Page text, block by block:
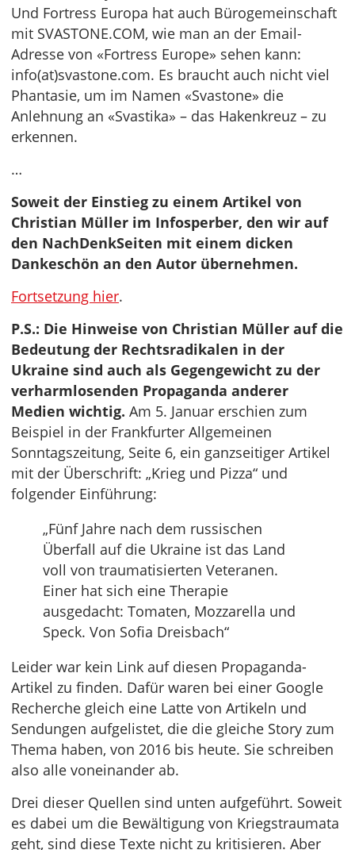
Und Fortress Europa hat auch Bürogemeinschaft
mit SVASTONE.COM, wie man an der Email-
Adresse von «Fortress Europe» sehen kann:
info(at)svastone.com. Es braucht auch nicht viel
Phantasie, um im Namen «Svastone» die
Anlehnung an «Svastika» – das Hakenkreuz – zu
erkennen.
…
Soweit der Einstieg zu einem Artikel von
Christian Müller im Infosperber, den wir auf
den NachDenkSeiten mit einem dicken
Dankeschön an den Autor übernehmen.
Fortsetzung hier.
P.S.: Die Hinweise von Christian Müller auf die
Bedeutung der Rechtsradikalen in der
Ukraine sind auch als Gegengewicht zu der
verharmlosenden Propaganda anderer
Medien wichtig. Am 5. Januar erschien zum
Beispiel in der Frankfurter Allgemeinen
Sonntagszeitung, Seite 6, ein ganzseitiger Artikel
mit der Überschrift: „Krieg und Pizza“ und
folgender Einführung:
„Fünf Jahre nach dem russischen
Überfall auf die Ukraine ist das Land
voll von traumatisierten Veteranen.
Einer hat sich eine Therapie
ausgedacht: Tomaten, Mozzarella und
Speck. Von Sofia Dreisbach“
Leider war kein Link auf diesen Propaganda-
Artikel zu finden. Dafür waren bei einer Google
Recherche gleich eine Latte von Artikeln und
Sendungen aufgelistet, die die gleiche Story zum
Thema haben, von 2016 bis heute. Sie schreiben
also alle voneinander ab.
Drei dieser Quellen sind unten aufgeführt. Soweit
es dabei um die Bewältigung von Kriegstraumata
geht, sind diese Texte nicht zu kritisieren. Aber